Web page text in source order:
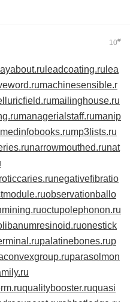
10#
layabout.ru leadcoating.ru lea
machinesensible.r
mailinghouse.ru
managerialstaff.rumanip
medinfobooks.rump3lists.ru
narrowmouthed.runat
negativefibratio
observationballo
octupolephonon.ru
onestick
palatinebones.rup
parasolmon
qualitybooster.ruquasi